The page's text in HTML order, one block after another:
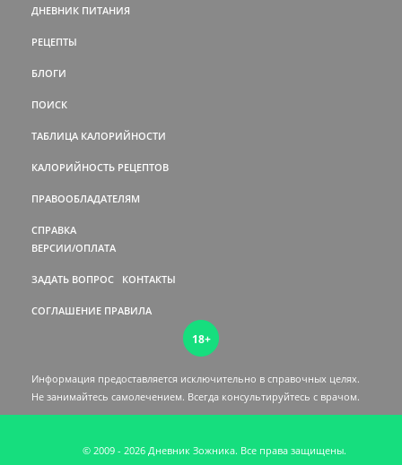
ДНЕВНИК ПИТАНИЯ
РЕЦЕПТЫ
БЛОГИ
ПОИСК
ТАБЛИЦА КАЛОРИЙНОСТИ
КАЛОРИЙНОСТЬ РЕЦЕПТОВ
ПРАВООБЛАДАТЕЛЯМ
СПРАВКА
ВЕРСИИ/ОПЛАТА
ЗАДАТЬ ВОПРОС КОНТАКТЫ
СОГЛАШЕНИЕ ПРАВИЛА
18+
Информация предоставляется исключительно в справочных целях.
Не занимайтесь самолечением. Всегда консультируйтесь c врачом.
© 2009 - 2026 Дневник Зожника. Все права защищены.